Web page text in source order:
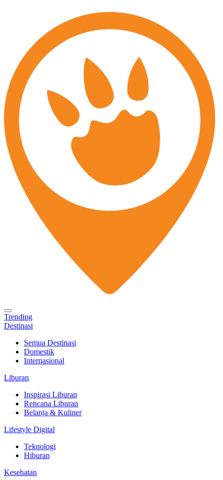
Trending
Destinasi
Semua Destinasi
Domestik
Internasional
Liburan
Inspirasi Liburan
Rencana Liburan
Belanja & Kuliner
Lifestyle Digital
Teknologi
Hiburan
Kesehatan